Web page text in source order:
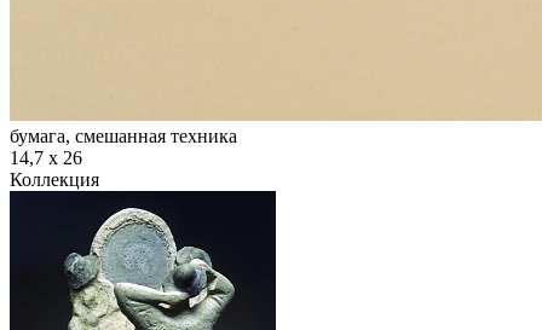
бумага, смешанная техника
14,7 х 26
Коллекция